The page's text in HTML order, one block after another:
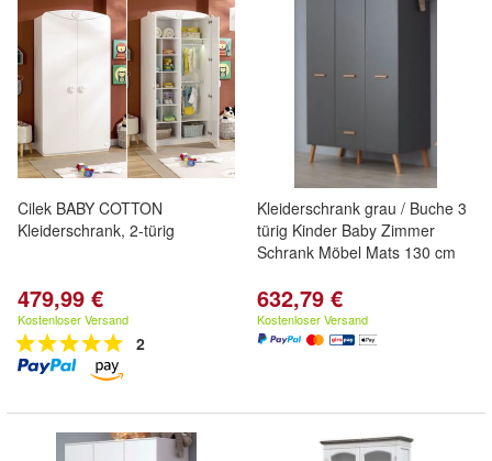
Cilek BABY COTTON
Kleiderschrank, 2-türig
479,99 €
Kostenloser Versand
2
Kleiderschrank grau / Buche 3
türig Kinder Baby Zimmer
Schrank Möbel Mats 130 cm
632,79 €
Kostenloser Versand